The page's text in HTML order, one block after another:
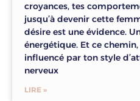
croyances, tes
jusqu’à devenir cette
désire est une évidence.
énergétique. Et ce
influencé par ton style
nerveux
LIRE »